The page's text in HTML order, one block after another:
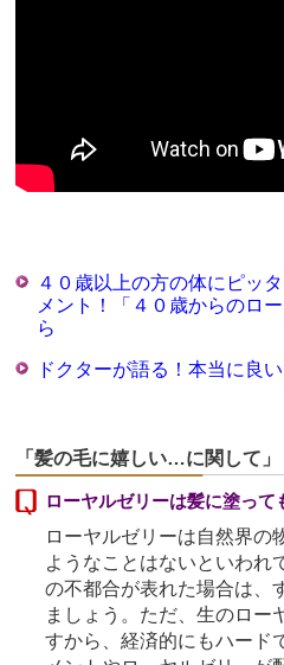
４０歳以上の方の体にピッ
メント！「４０歳からのロ
ら
ドクターが語る！本当に良
「髪の毛に嬉しい…に関して
ローヤルゼリーは髪に塗って
ローヤルゼリーは自然界の
ようなことはないといわれ
の不都合が表れた場合は、
ましょう。ただ、生のロー
すから、経済的にもハード